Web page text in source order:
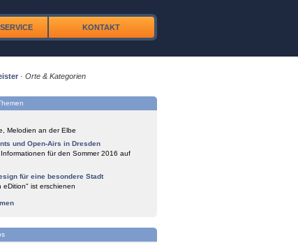
KONTAKT
· Orte & Kategorien
Melodien an der Elbe
und Open-Airs in Dresden
für den Sommer 2016 auf
für eine besondere Stadt
eDition" ist erschienen